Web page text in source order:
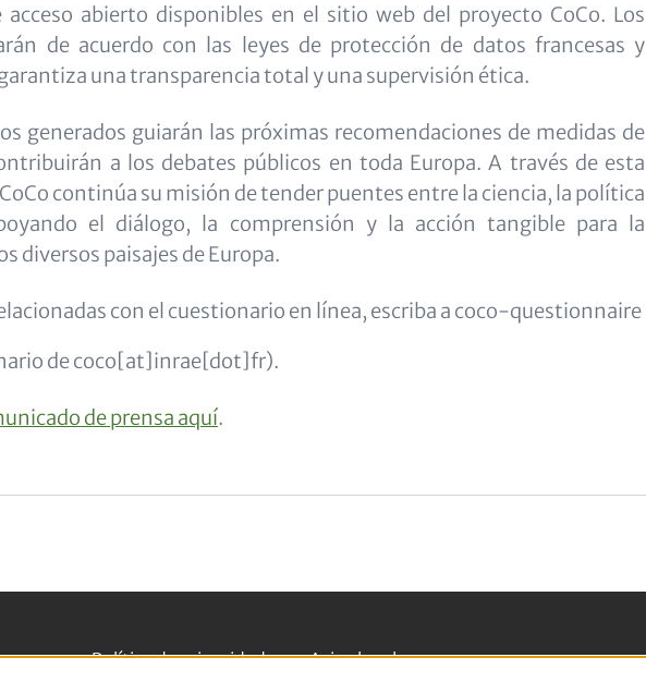
acceso abierto disponibles en el sitio web del proyecto CoCo. Los
de acuerdo con las leyes de protección de datos francesas y
una transparencia total y una supervisión ética.
generados guiarán las próximas recomendaciones de medidas de
a los debates públicos en toda Europa. A través de esta
continúa su misión de tender puentes entre la ciencia, la política
el diálogo, la comprensión y la acción tangible para la
diversos paisajes de Europa.
con el cuestionario en línea, escriba a coco-questionnaire
de coco[at]inrae[dot]fr).
de prensa aquí.
Política de privacidad Aviso legal